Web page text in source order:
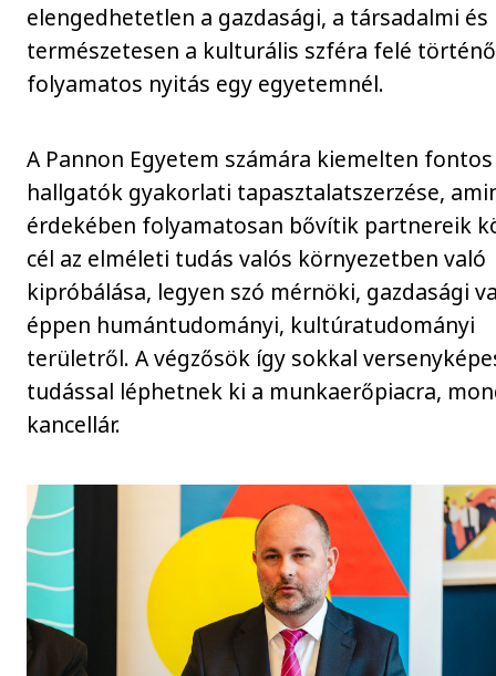
elengedhetetlen a gazdasági, a társadalmi és
természetesen a kulturális szféra felé történő
folyamatos nyitás egy egyetemnél.
A Pannon Egyetem számára kiemelten
hallgatók gyakorlati tapasztalatszerzése,
érdekében folyamatosan bővítik partnereik
cél az elméleti tudás valós környezetben való
kipróbálása, legyen szó mérnöki, gazdasági
éppen humántudományi, kultúratudományi
területről. A végzősök így sokkal
tudással léphetnek ki a munkaerőpiacra,
kancellár.